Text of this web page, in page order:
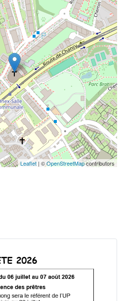
Leaflet | ©OpenStreetMapcontributors